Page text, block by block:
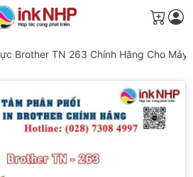
Giỏ
Brother TN 263 Chính Hãng Cho Máy